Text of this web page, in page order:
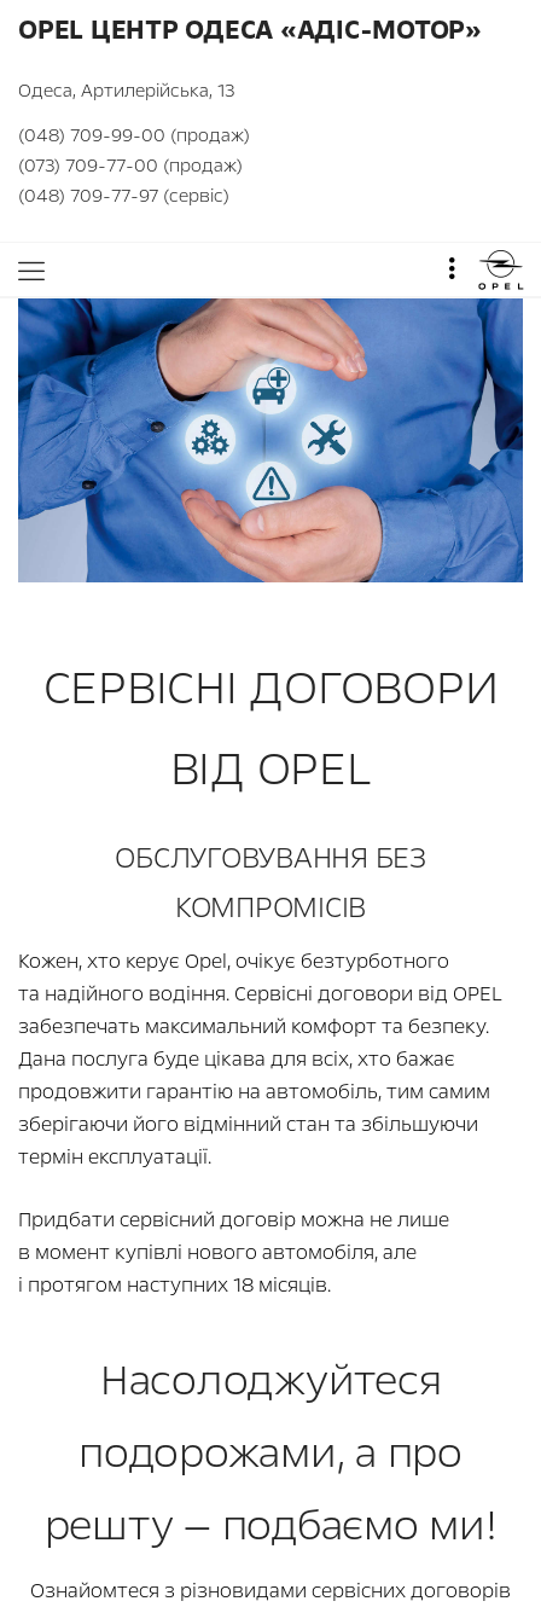
OPEL ЦЕНТР ОДЕСА «АДІС-МОТОР»
Одеса, Артилерійська, 13
(048) 709-99-00 (продаж)
(073) 709-77-00 (продаж)
(048) 709-77-97 (сервіс)
СЕРВІСНІ ДОГОВОРИ
ВІД OPEL
ОБСЛУГОВУВАННЯ БЕЗ
КОМПРОМІСІВ
Кожен, хто керує Opel, очікує безтурботного
та надійного водіння. Сервісні договори від OPEL
забезпечать максимальний комфорт та безпеку.
Дана послуга буде цікава для всіх, хто бажає
продовжити гарантію на автомобіль, тим самим
зберігаючи його відмінний стан та збільшуючи
термін експлуатації.
Придбати сервісний договір можна не лише
в момент купівлі нового автомобіля, але
і протягом наступних 18 місяців.
Насолоджуйтеся
подорожами, а про
решту — подбаємо ми!
Ознайомтеся з різновидами сервісних договорів